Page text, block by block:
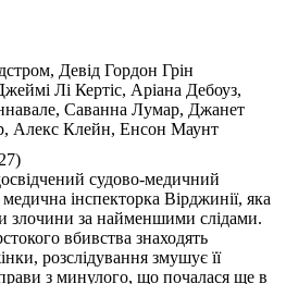
Девід Гордон Грін
Лі Кертіс, Аріана Дебоуз,
Саванна Лумар, Джанет
Алекс Клейн, Енсон Маунт
судово-медичний
інспекторка Вірджинії, яка
злочини за найменшими слідами.
вбивства знаходять
розслідування змушує її
з минулого, що почалася ще в